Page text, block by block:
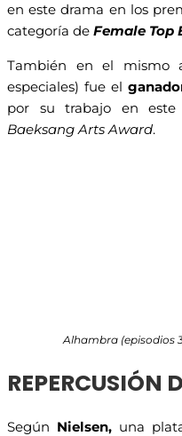
en este drama en los
categoría de Female Top
También en el mismo
especiales) fue el
por su trabajo en este
Baeksang Arts Award.
Alhambra (episodios
REPERCUSIÓN
Según Nielsen, una